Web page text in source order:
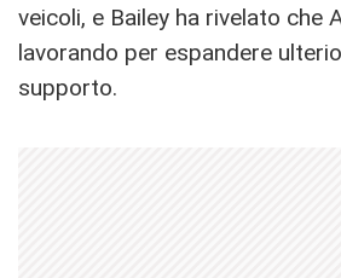
veicoli, e Bailey ha rivelato che
lavorando per espandere
supporto.